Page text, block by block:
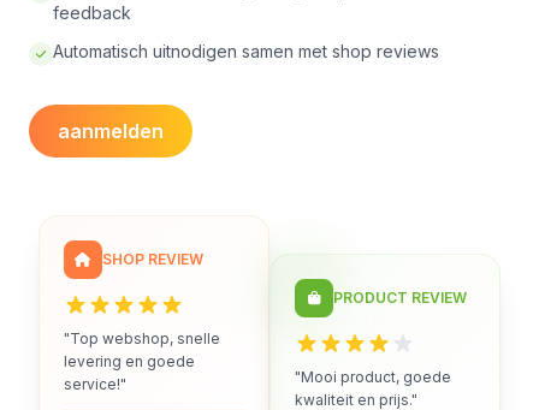
feedback
Automatisch uitnodigen samen met shop reviews
aanmelden
SHOP REVIEW
"Top webshop, snelle
levering en goede
service!"
PRODUCT REVIEW
"Mooi product, goede
kwaliteit en prijs."